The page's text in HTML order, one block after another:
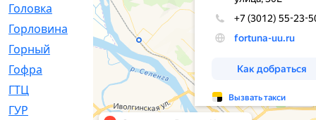
Головка
[28]
Горловина
[14]
Горный
[1]
Гофра
[86]
ГТЦ
ГУР
[34]